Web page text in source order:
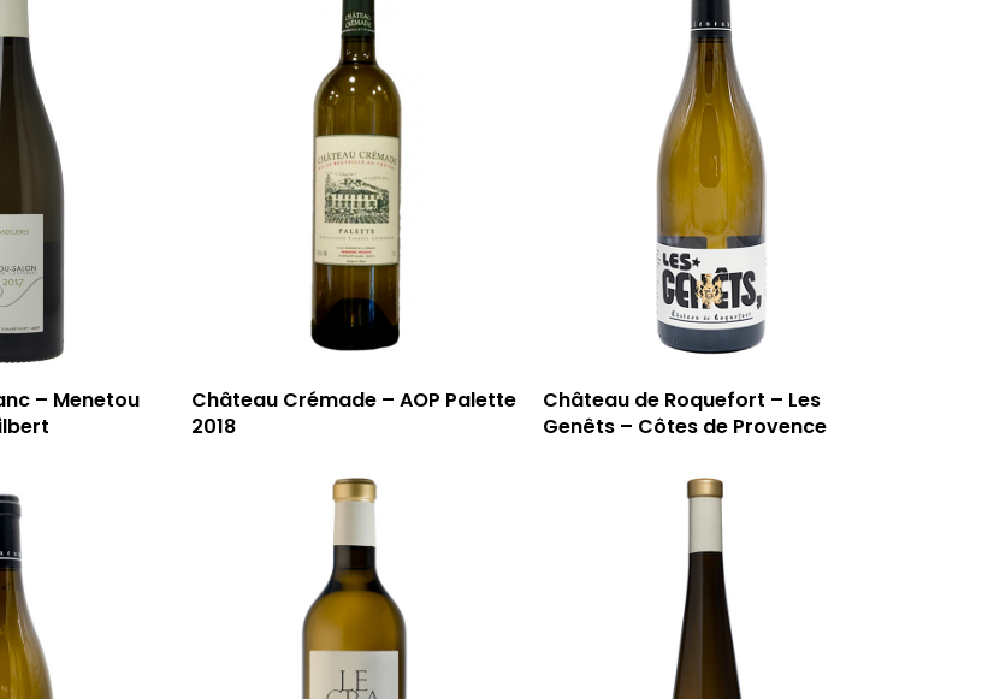
– Menetou
Château Crémade – AOP Palette
2018
Château de Roquefort – Les
Genêts – Côtes de Provence